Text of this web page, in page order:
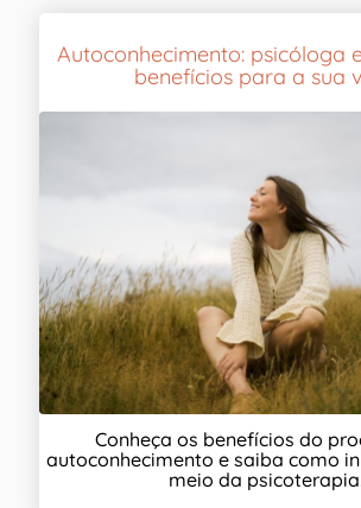
Autoconhecimento: psicóloga
benefícios para a sua
Conheça os benefícios do
autoconhecimento e saiba como
meio da